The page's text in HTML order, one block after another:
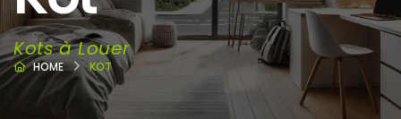
Kots à Louer
HOME KOT